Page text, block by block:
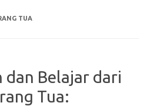
TUA
dan Belajar dari
Tua: